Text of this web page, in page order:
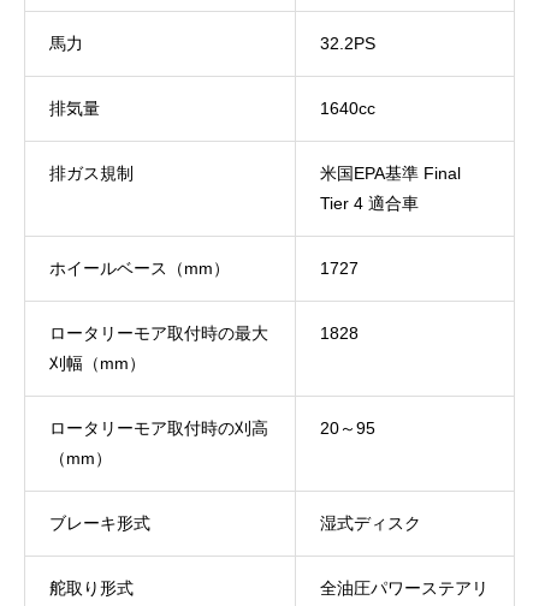
馬力 32.2PS
排気量 1640cc
排ガス規制
米国EPA基準 Final
Tier 4 適合車
ホイールベース（mm） 1727
ロータリーモア取付時の最大
刈幅（mm）
1828
ロータリーモア取付時の刈高
（mm）
20～95
ブレーキ形式 湿式ディスク
舵取り形式
全油圧パワーステアリ